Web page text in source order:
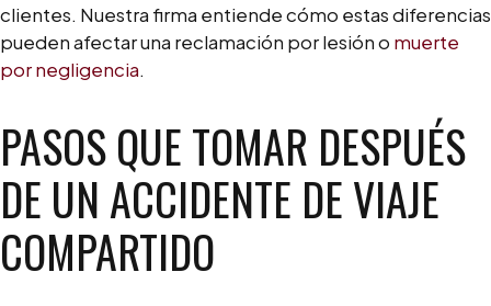
clientes. Nuestra firma entiende cómo estas diferencias
pueden afectar una reclamación por lesión o muerte
por negligencia.
PASOS QUE TOMAR DESPUÉS
DE UN ACCIDENTE DE VIAJE
COMPARTIDO